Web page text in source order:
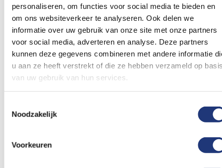
personaliseren, om functies voor social media te bieden en
om ons websiteverkeer te analyseren. Ook delen we
informatie over uw gebruik van onze site met onze partners
voor social media, adverteren en analyse. Deze partners
kunnen deze gegevens combineren met andere informatie
u aan ze heeft verstrekt of die ze hebben verzameld op
van uw gebruik van hun services.
Noodzakelijk
Voorkeuren
toe
aan
verlanglijst
Zwaaivlag Oranje
Holland 30x40cm
Excl. BTW
Voor 16:00 besteld, dezelfde
toe
aan
Oranje ballonnen 30cm |